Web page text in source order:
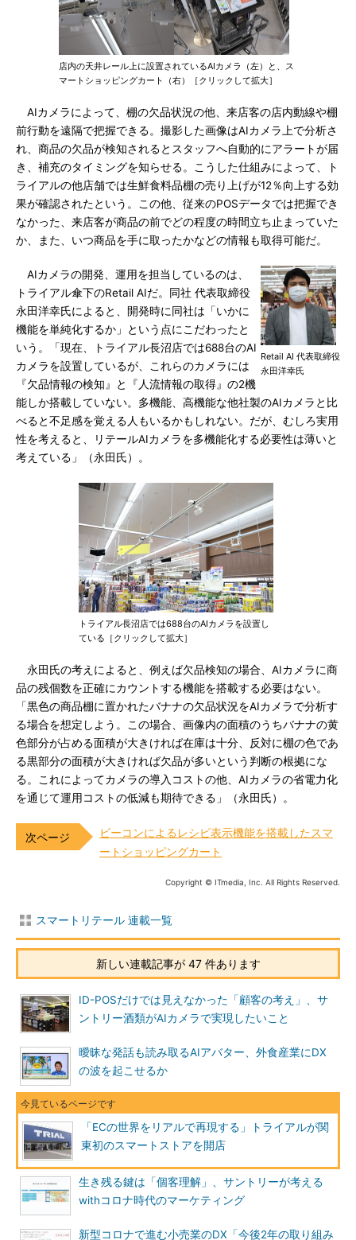
店内の天井レール上に設置されているAIカメラ（左）と、ス
マートショッピングカート（右）［クリックして拡大］
AIカメラによって、棚の欠品状況の他、来店客の店内動線や棚
前行動を遠隔で把握できる。撮影した画像はAIカメラ上で分析さ
れ、商品の欠品が検知されるとスタッフへ自動的にアラートが届
き、補充のタイミングを知らせる。こうした仕組みによって、ト
ライアルの他店舗では生鮮食料品棚の売り上げが12％向上する効
果が確認されたという。この他、従来のPOSデータでは把握でき
なかった、来店客が商品の前でどの程度の時間立ち止まっていた
か、また、いつ商品を手に取ったかなどの情報も取得可能だ。
Retail AI 代表取締役
永田洋幸氏
AIカメラの開発、運用を担当しているのは、
トライアル傘下のRetail AIだ。同社 代表取締役
永田洋幸氏によると、開発時に同社は「いかに
機能を単純化するか」という点にこだわったと
いう。「現在、トライアル長沼店では688台のAI
カメラを設置しているが、これらのカメラには
『欠品情報の検知』と『人流情報の取得』の2機
能しか搭載していない。多機能、高機能な他社製のAIカメラと比
べると不足感を覚える人もいるかもしれない。だが、むしろ実用
性を考えると、リテールAIカメラを多機能化する必要性は薄いと
考えている」（永田氏）。
トライアル長沼店では688台のAIカメラを設置し
ている［クリックして拡大］
永田氏の考えによると、例えば欠品検知の場合、AIカメラに商
品の残個数を正確にカウントする機能を搭載する必要はない。
「黒色の商品棚に置かれたバナナの欠品状況をAIカメラで分析す
る場合を想定しよう。この場合、画像内の面積のうちバナナの黄
色部分が占める面積が大きければ在庫は十分、反対に棚の色であ
る黒部分の面積が大きければ欠品が多いという判断の根拠にな
る。これによってカメラの導入コストの他、AIカメラの省電力化
を通じて運用コストの低減も期待できる」（永田氏）。
ビーコンによるレシピ表示機能を搭載したスマ
ートショッピングカート
Copyright © ITmedia, Inc. All Rights Reserved.
スマートリテール 連載一覧
新しい連載記事が 47 件あります
ID-POSだけでは見えなかった「顧客の考え」、サ
ントリー酒類がAIカメラで実現したいこと
曖昧な発話も読み取るAIアバター、外食産業にDX
の波を起こせるか
「ECの世界をリアルで再現する」トライアルが関
東初のスマートストアを開店
生き残る鍵は「個客理解」、サントリーが考える
withコロナ時代のマーケティング
新型コロナで進む小売業のDX「今後2年の取り組み